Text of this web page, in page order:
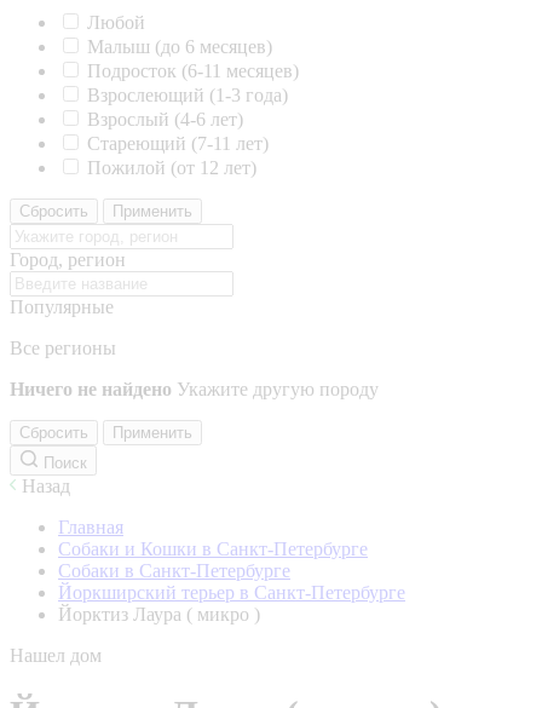
Любой
Малыш (до 6 месяцев)
Подросток (6-11 месяцев)
Взрослеющий (1-3 года)
Взрослый (4-6 лет)
Стареющий (7-11 лет)
Пожилой (от 12 лет)
Сбросить Применить
Город, регион
Популярные
Все регионы
Ничего не найдено Укажите другую породу
Сбросить
Применить
Поиск
Назад
Главная
Собаки и Кошки в Санкт-Петербурге
Собаки в Санкт-Петербурге
Йоркширский терьер в Санкт-Петербурге
Йорктиз Лаура ( микро )
Нашел дом